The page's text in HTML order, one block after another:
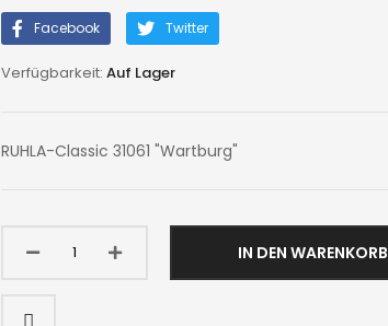
Facebook Twitter
Auf Lager
RUHLA-Classic 31061 "Wartburg"
IN DEN WARENKORB